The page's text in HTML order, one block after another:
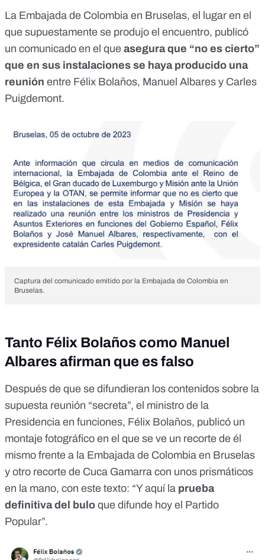
La Embajada de Colombia en Bruselas, el lugar en el
que supuestamente se produjo el encuentro, publicó
un comunicado en el que asegura que “no es cierto”
que en sus instalaciones se haya producido una
reunión entre Félix Bolaños, Manuel Albares y Carles
Puigdemont.
Captura del comunicado emitido por la Embajada de Colombia en
Bruselas.
Tanto Félix Bolaños como Manuel
Albares afirman que es falso
Después de que se difundieran los contenidos sobre la
supuesta reunión “secreta”, el ministro de la
Presidencia en funciones, Félix Bolaños, publicó un
montaje fotográfico en el que se ve un recorte de él
mismo frente a la Embajada de Colombia en Bruselas
y otro recorte de Cuca Gamarra con unos prismáticos
en la mano, con este texto: “Y aquí la prueba
definitiva del bulo que difunde hoy el Partido
Popular”.